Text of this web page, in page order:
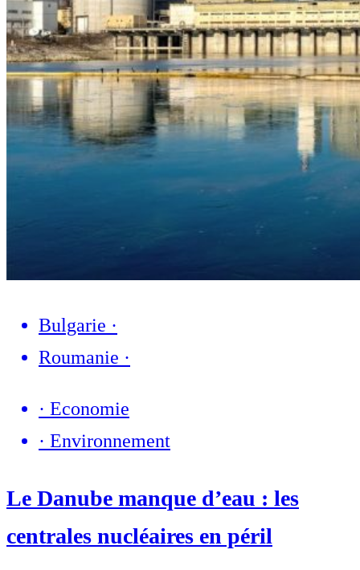
Bulgarie ·
Roumanie ·
· Economie
· Environnement
Le Danube manque d’eau : les
centrales nucléaires en péril